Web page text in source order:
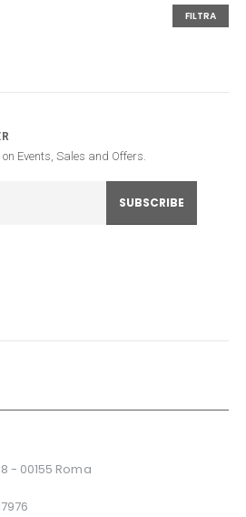
FILTRA
Events, Sales and Offers.
- 00155 Roma